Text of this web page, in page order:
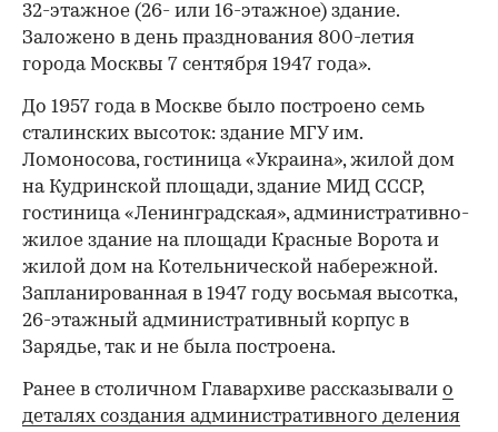
32-этажное (26- или 16-этажное) здание.
Заложено в день празднования 800-летия
города Москвы 7 сентября 1947 года».
До 1957 года в Москве было построено семь
сталинских высоток: здание МГУ им.
Ломоносова, гостиница «Украина», жилой дом
на Кудринской площади, здание МИД СССР,
гостиница «Ленинградская», административно-
жилое здание на площади Красные Ворота и
жилой дом на Котельнической набережной.
Запланированная в 1947 году восьмая высотка,
26-этажный административный корпус в
Зарядье, так и не была построена.
Ранее в столичном Главархиве рассказывали о
деталях создания административного деления